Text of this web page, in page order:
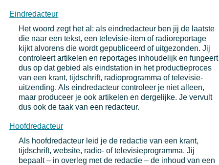
Eindredacteur
Het woord zegt het al: als eindredacteur ben jij de laatste
die naar een tekst, een televisie-item of radioreportage
kijkt alvorens die wordt gepubliceerd of uitgezonden. Jij
controleert artikelen en reportages inhoudelijk en fungeert
dus op dat gebied als eindstation in het productieproces
van een krant, tijdschrift, radioprogramma of televisie-
uitzending. Als eindredacteur controleer je niet alleen,
maar produceer je ook artikelen en dergelijke. Je vervult
dus ook de taak van een redacteur.
Hoofdredacteur
Als hoofdredacteur leid je de redactie van een krant,
tijdschrift, website, radio- of televisieprogramma. Jij
bepaalt – in overleg met de redactie – de inhoud van een